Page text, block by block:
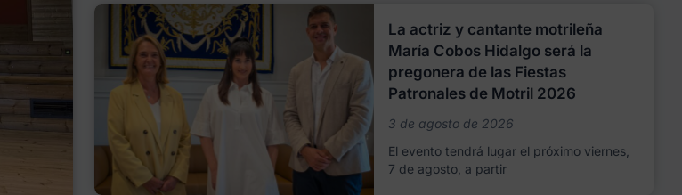
La actriz y cantante motrileña
María Cobos Hidalgo será la
pregonera de las Fiestas
Patronales de Motril 2026
3 de agosto de 2026
El evento tendrá lugar el próximo viernes,
7 de agosto, a partir